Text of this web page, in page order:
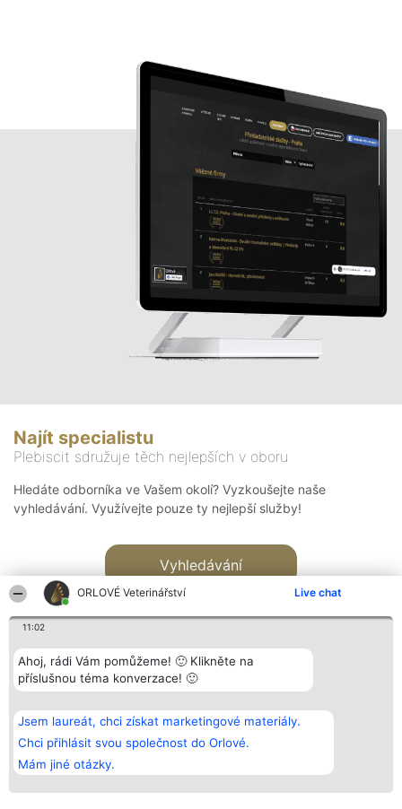
ORLOVÉ Veterinářství Live chat
11:02
Ahoj, rádi Vám pomůžeme! 🙂 Klikněte na
příslušnou téma konverzace! 🙂
Jsem laureát, chci získat marketingové materiály.
Chci přihlásit svou společnost do Orlové.
Mám jiné otázky.
Najít specialistu
Plebiscit sdružuje těch nejlepších v oboru
Hledáte odborníka ve Vašem okolí? Vyzkoušejte naše
vyhledávání. Využívejte pouze ty nejlepší služby!
Vyhledávání
Bright Side Solutions sp. z o.
o. sp. k.
ul. Ruska 22
Wrocław 50-079
KRS 0000749100 | Regon
381313360 | NIP 8943132676
Vítězové
Seznam všech
laureátů
Zásady
Zásady
Kontakt